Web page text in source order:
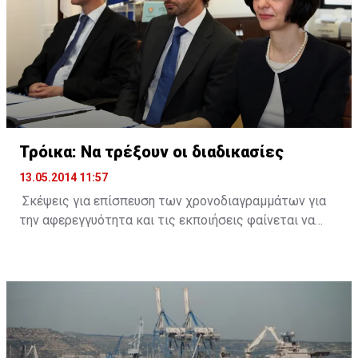
οπωσδήποτε συμπεριφορά από μέρους των όσων
είχαν την ευθύνη του χρηματοπιστωτικού συστήματος
της χώρας - έχει περατώσει σε συντομότατο χρόνο,
λαμβάνοντας υπόψη την πολυπλοκότητα του θέματος,
μια έρευνα με συγκεκριμένα πορίσματα τα οποία,
χωρίς αμφιβολία, είμαι βέβαιος ότι θα βοηθήσουν και
τον φέροντα την ευθύνη, τον Γενικό Εισαγγελέα, για
δίωξη και τιμωρία των όσων ενέχονται στο έγκλημα
κατά της οικονομίας του τόπου».
Τρόικα: Να τρέξουν οι διαδικασίες
13.05.2014 11:57
Σκέψεις για επίσπευση των χρονοδιαγραμμάτων για
την αφερεγγυότητα και τις εκποιήσεις φαίνεται να
(ΜΕΔ).
Πηγές από την Τρόικα δήλωσαν στο ΚΥΠΕ πως τόσο οι
μακροοικονομικές όσο και οι δημοσιονομικές
εξελίξεις είναι καλύτερες απ` ότι ανέμεναν οι